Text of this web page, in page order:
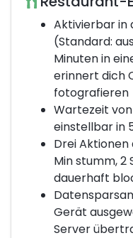
Aktivierbar in
(Standard:
Minuten in
erinnert dich
fotografieren
Wartezeit
einstellbar in
Drei Aktionen
Min stumm, 2
dauerhaft
Gerät
Server